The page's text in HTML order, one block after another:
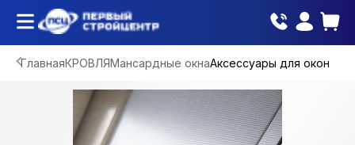
ГлавнаяКРОВЛЯМансардные окнаАксессуары для окон